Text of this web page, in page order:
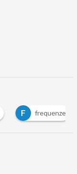
F frequenze